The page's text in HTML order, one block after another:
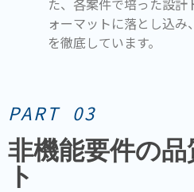
た、各案件で培った設
ォーマットに落とし込
を徹底しています。
PART 03
非機能要件の
ト